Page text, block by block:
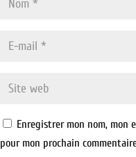
Enregistrer mon nom,
pour mon prochain